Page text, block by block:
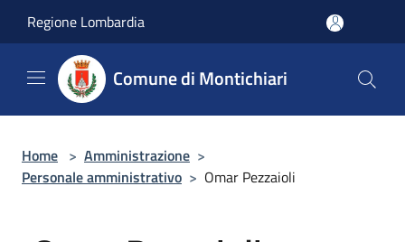
Regione Lombardia
Comune di Montichiari
Home > Amministrazione >
Personale amministrativo > Omar Pezzaioli